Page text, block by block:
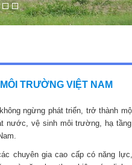
TRƯỜNG VIỆT NAM
ngừng phát triển, trở thành
nước, vệ sinh môi trường, hạ
chuyên gia cao cấp có năng